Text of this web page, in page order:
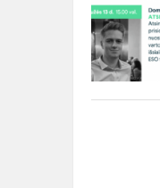
srities
specialistu
Dominyku
Stonkumi